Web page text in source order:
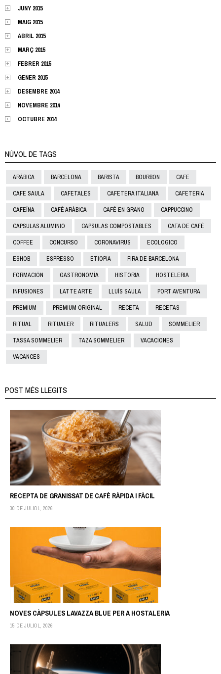
JUNY 2015
MAIG 2015
ABRIL 2015
MARÇ 2015
FEBRER 2015
GENER 2015
DESEMBRE 2014
NOVEMBRE 2014
OCTUBRE 2014
NÚVOL DE TAGS
ARÁBICA BARCELONA BARISTA BOURBON CAFE
CAFE SAULA CAFETALES CAFETERA ITALIANA CAFETERIA
CAFEÍNA CAFÈ ARÀBICA CAFÉ EN GRANO CAPPUCCINO
CAPSULAS ALUMINIO CAPSULAS COMPOSTABLES CATA DE CAFÉ
COFFEE CONCURSO CORONAVIRUS ECOLOGICO
ESHOB ESPRESSO ETIOPIA FIRA DE BARCELONA
FORMACIÓN GASTRONOMÍA HISTORIA HOSTELERIA
INFUSIONES LATTE ARTE LLUÍS SAULA PORT AVENTURA
PREMIUM PREMIUM ORIGINAL RECETA RECETAS
RITUAL RITUALER RITUALERS SALUD SOMMELIER
TASSA SOMMELIER TAZA SOMMELIER VACACIONES
VACANCES
POST MÉS LLEGITS
RECEPTA DE GRANISSAT DE CAFÈ RÀPIDA I FÀCIL
30 DE JULIOL, 2026
NOVES CÀPSULES LAVAZZA BLUE PER A HOSTALERIA
15 DE JULIOL, 2026